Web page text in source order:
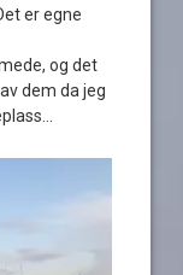
er egne
og det
dem da jeg